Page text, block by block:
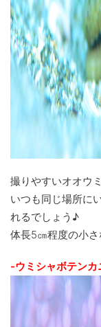
撮りやすいオオウ
いつも同じ場所に
れるでしょう♪
体長5㎝程度の小さ
-ウミシャボテンカ